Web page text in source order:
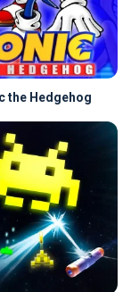
the Hedgehog